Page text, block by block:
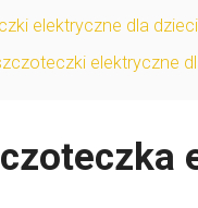
elektryczne dla
elektryczne